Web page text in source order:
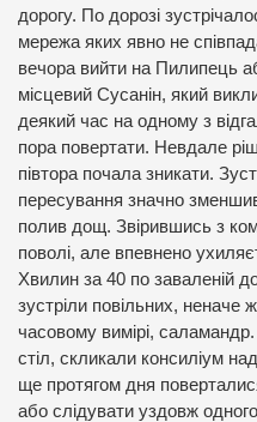
дорогу. По дорозі
мережа яких явно не
вечора вийти на Пилипець
місцевий Сусанін, який
деякий час на одному з
пора повертати. Невдале
півтора почала зникати.
пересування значно
полив дощ. Звірившись з
поволі, але впевнено
Хвилин за 40 по заваленій
зустріли повільних,
часовому вимірі,
стіл, скликали консиліум
ще протягом дня
або слідувати уздовж